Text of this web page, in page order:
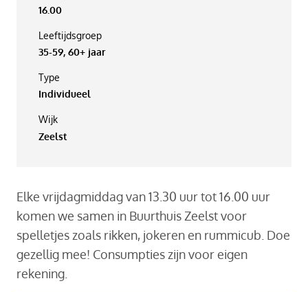
16.00
Leeftijdsgroep
35-59, 60+ jaar
Type
Individueel
Wijk
Zeelst
Elke vrijdagmiddag van 13.30 uur tot 16.00 uur
komen we samen in Buurthuis Zeelst voor
spelletjes zoals rikken, jokeren en rummicub. Doe
gezellig mee! Consumpties zijn voor eigen
rekening.